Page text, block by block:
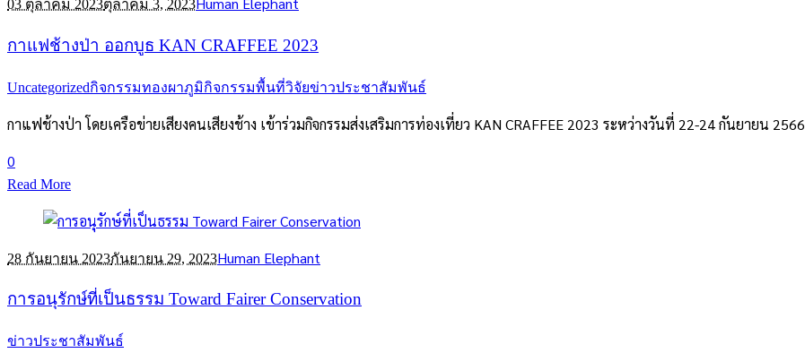
03 ตุลาคม 2023ตุลาคม 3, 2023
กาแฟช้างป่า ออกบูธ KAN CRAFFEE 2023
Uncategorizedกิจกรรมทองผาภูมิกิจกรรมพื้นที่วิจัยข่าวประชาสัมพันธ์
กาแฟช้างป่า โดยเครือข่ายเสียงคนเสียงช้าง เข้าร่วมกิจกรรมส่งเสริมการท่องเที่ยว KAN CRAFFEE 2023 ระหว่างวันที่ 22-24 กันยายน 2566
0
Read More
28 กันยายน 2023กันยายน 29, 2023Human Elephant
การอนุรักษ์ที่เป็นธรรม Toward Fairer Conservation
ข่าวประชาสัมพันธ์